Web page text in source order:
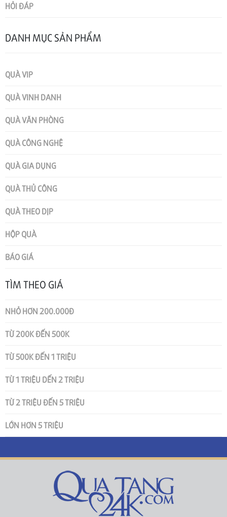
HỎI ĐÁP
DANH MỤC SẢN PHẨM
QUÀ VIP
QUÀ VINH DANH
QUÀ VĂN PHÒNG
QUÀ CÔNG NGHỆ
QUÀ GIA DỤNG
QUÀ THỦ CÔNG
QUÀ THEO DỊP
HỘP QUÀ
BÁO GIÁ
TÌM THEO GIÁ
NHỎ HƠN 200.000Đ
TỪ 200K ĐẾN 500K
TỪ 500K ĐẾN 1 TRIỆU
TỪ 1 TRIỆU DẾN 2 TRIỆU
TỪ 2 TRIỆU ĐẾN 5 TRIỆU
LỚN HƠN 5 TRIỆU